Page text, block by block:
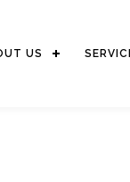
US